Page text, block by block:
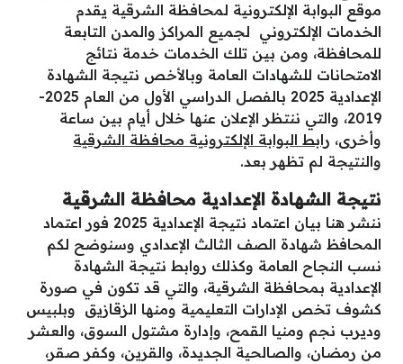
موقع البوابة الإلكترونية لمحافظة الشرقية يقدم
الخدمات الإلكتروني لجميع المراكز والمدن التابعة
للمحافظة، ومن بين تلك الخدمات خدمة نتائج
الامتحانات للشهادات العامة وبالأخص نتيجة الشهادة
الإعدادية 2025 بالفصل الدراسي الأول من العام 2025-
2019، والتي ننتظر الإعلان عنها خلال أيام بين ساعة
وأخرى، رابط البوابة الإلكترونية محافظة الشرقية
والنتيجة لم تظهر بعد.
نتيجة الشهادة الإعدادية محافظة الشرقية
ننشر هنا بيان اعتماد نتيجة الإعدادية 2025 فور اعتماد
المحافظ شهادة الصف الثالث الإعدادي وسنوضح لكم
نسب النجاح العامة وكذلك روابط نتيجة الشهادة
الإعدادية بمحافظة الشرقية، والتي قد تكون في صورة
كشوف تخص الإدارات التعليمية ومنها الزقازيق وبلبيس
وديرب نجم ومنيا القمح، وإدارة مشتول السوق، والعشر
من رمضان، والصالحية الجديدة، والقرين، وكفر صقر،